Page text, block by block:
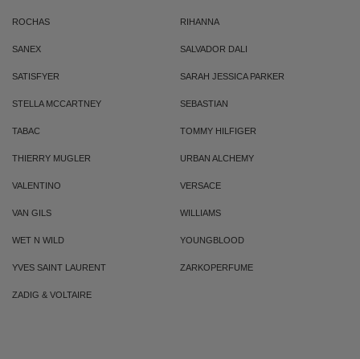
ROCHAS RIHANNA
SANEX SALVADOR DALI
SATISFYER SARAH JESSICA PARKER
STELLA MCCARTNEY SEBASTIAN
TABAC TOMMY HILFIGER
THIERRY MUGLER URBAN ALCHEMY
VALENTINO VERSACE
VAN GILS WILLIAMS
WET N WILD YOUNGBLOOD
YVES SAINT LAURENT ZARKOPERFUME
ZADIG & VOLTAIRE